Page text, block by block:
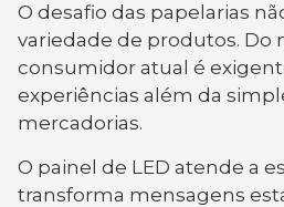
O desafio das papelarias
variedade de produtos. Do
consumidor atual é
experiências além da
mercadorias.
O painel de LED atende a
transforma mensagens